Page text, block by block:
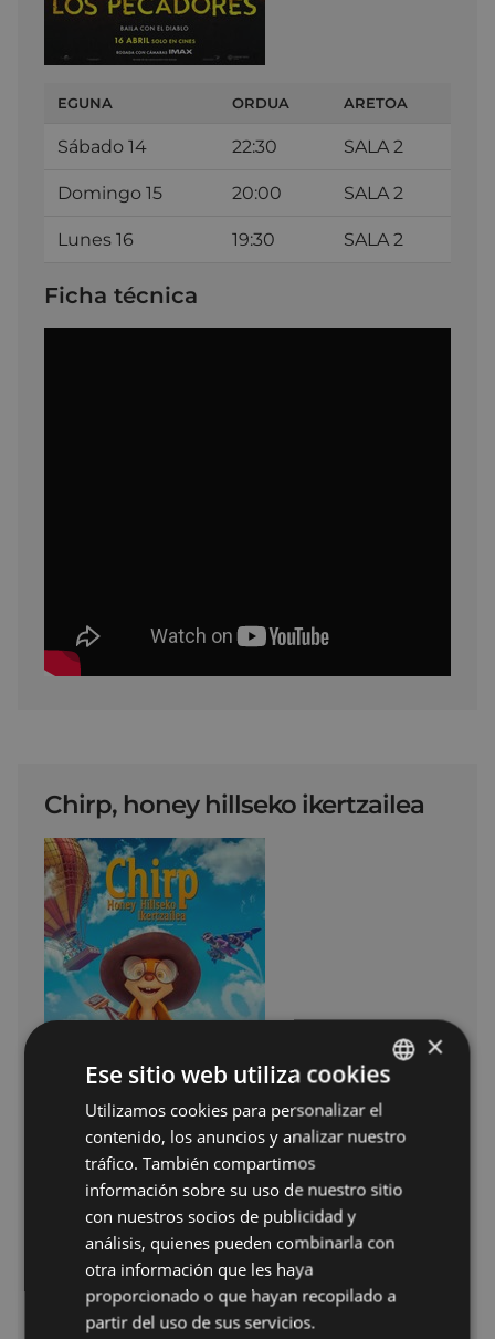
EGUNA ORDUA ARETOA
Sábado 14 22:30 SALA 2
Domingo 15 20:00 SALA 2
Lunes 16 19:30 SALA 2
Ficha técnica
Chirp, honey hillseko ikertzailea
EGUNA ORDUA ARETOA
Sábado 14 SALA 1
Domingo
17:00
TEATRO -
ANTZOKIA
BASQUE
SPANISH
×
Ese sitio web utiliza cookies
Utilizamos cookies para personalizar el
contenido, los anuncios y analizar nuestro
tráfico. También compartimos
información sobre su uso de nuestro sitio
con nuestros socios de publicidad y
análisis, quienes pueden combinarla con
otra información que les haya
proporcionado o que hayan recopilado a
partir del uso de sus servicios.